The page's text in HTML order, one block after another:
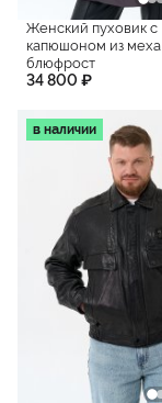
Женский пуховик с
капюшоном из меха
блюфрост
34 800 ₽
в наличии